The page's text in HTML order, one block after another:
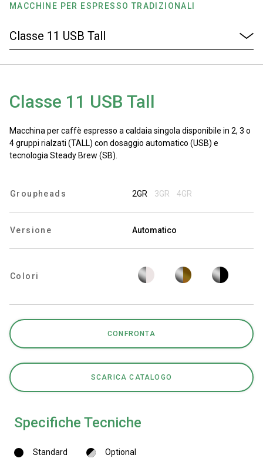
MACCHINE PER ESPRESSO TRADIZIONALI
Classe 11 USB Tall
Macchina per caffè espresso a caldaia singola disponibile in 2, 3 o
4 gruppi rialzati (TALL) con dosaggio automatico (USB) e
tecnologia Steady Brew (SB).
Groupheads 2GR 3GR 4GR
Versione Automatico
Colori
CONFRONTA
SCARICA CATALOGO
Specifiche Tecniche
Standard Optional
Sostenibilità
Contattaci
Privacy Policy